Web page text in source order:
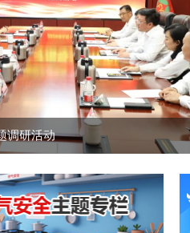
调研活动